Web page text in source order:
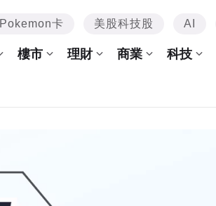
Pokemon卡 美股科技股 AI
樓市 理財 商業 科技